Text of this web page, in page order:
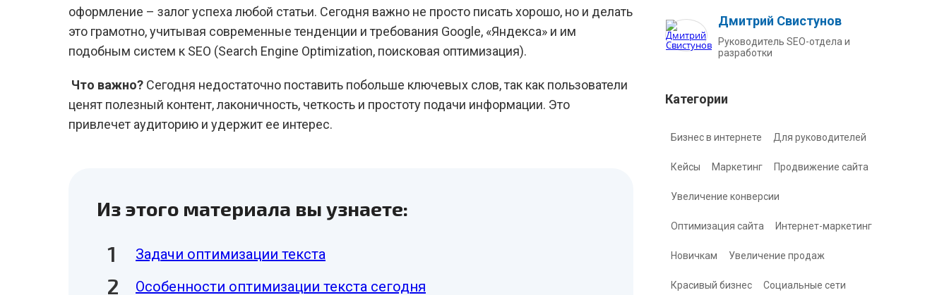
оформление – залог успеха любой статьи. Сегодня важно не просто писать хорошо, но и делать
это грамотно, учитывая современные тенденции и требования Google, «Яндекса» и им
подобным систем к SEO (Search Engine Optimization, поисковая оптимизация).
Что важно? Сегодня недостаточно поставить побольше ключевых слов, так как пользователи
ценят полезный контент, лаконичность, четкость и простоту подачи информации. Это
привлечет аудиторию и удержит ее интерес.
Из этого материала вы узнаете:
Задачи оптимизации текста
Особенности оптимизации текста сегодня
Дмитрий Свистунов
Руководитель SEO-отдела и
разработки
Категории
Бизнес в интернете Для руководителей
Кейсы Маркетинг Продвижение сайта
Увеличение конверсии
Оптимизация сайта Интернет-маркетинг
Новичкам Увеличение продаж
Красивый бизнес Социальные сети